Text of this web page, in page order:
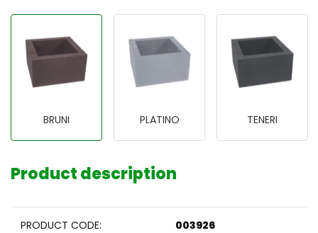
BRUNI PLATINO TENERI
Product description
PRODUCT CODE: 003926